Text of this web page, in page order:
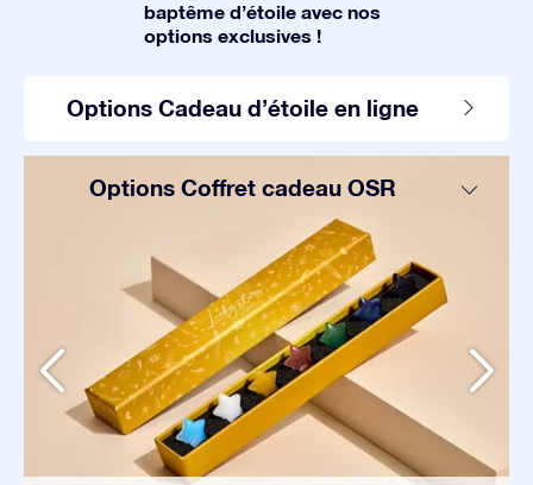
baptême d’étoile avec nos
options exclusives !
Options Cadeau d’étoile en ligne
Options Coffret cadeau OSR